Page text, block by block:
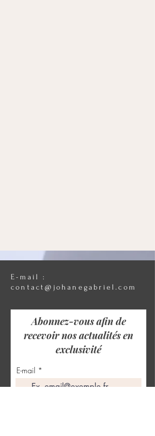
E-mail :
contact@johanegabriel.com
Abonnez-vous afin de
recevoir nos actualités en
exclusivité
E-mail